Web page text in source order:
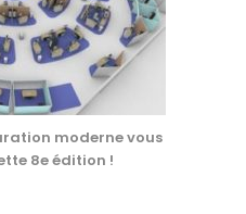
moderne vous
8e édition !